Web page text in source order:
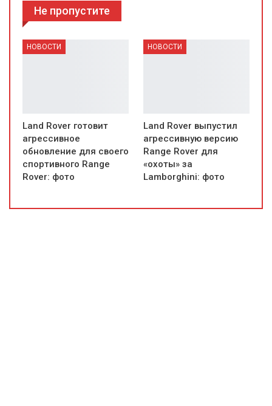
Не пропустите
НОВОСТИ
Land Rover готовит
агрессивное
обновление для своего
спортивного Range
Rover: фото
НОВОСТИ
Land Rover выпустил
агрессивную версию
Range Rover для
«охоты» за
Lamborghini: фото